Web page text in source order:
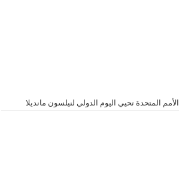
الأمم المتحدة تحيي اليوم الدولي لنيلسون مانديلا